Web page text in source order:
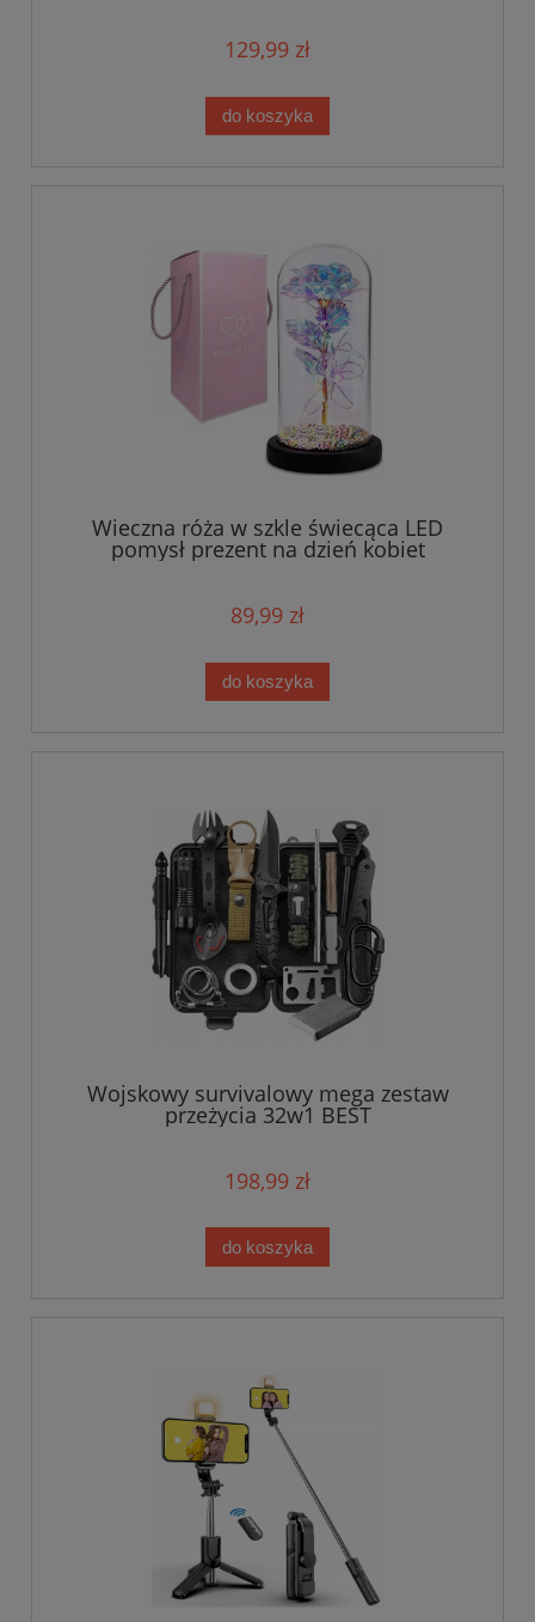
129,99 zł
do koszyka
Wieczna róża w szkle świecąca LED
pomysł prezent na dzień kobiet
89,99 zł
do koszyka
Wojskowy survivalowy mega zestaw
przeżycia 32w1 BEST
198,99 zł
do koszyka